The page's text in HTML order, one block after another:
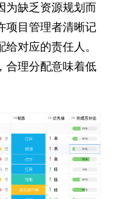
为缺乏资源规划而
项目管理者清晰记
对应的责任人。
合理分配意味着低